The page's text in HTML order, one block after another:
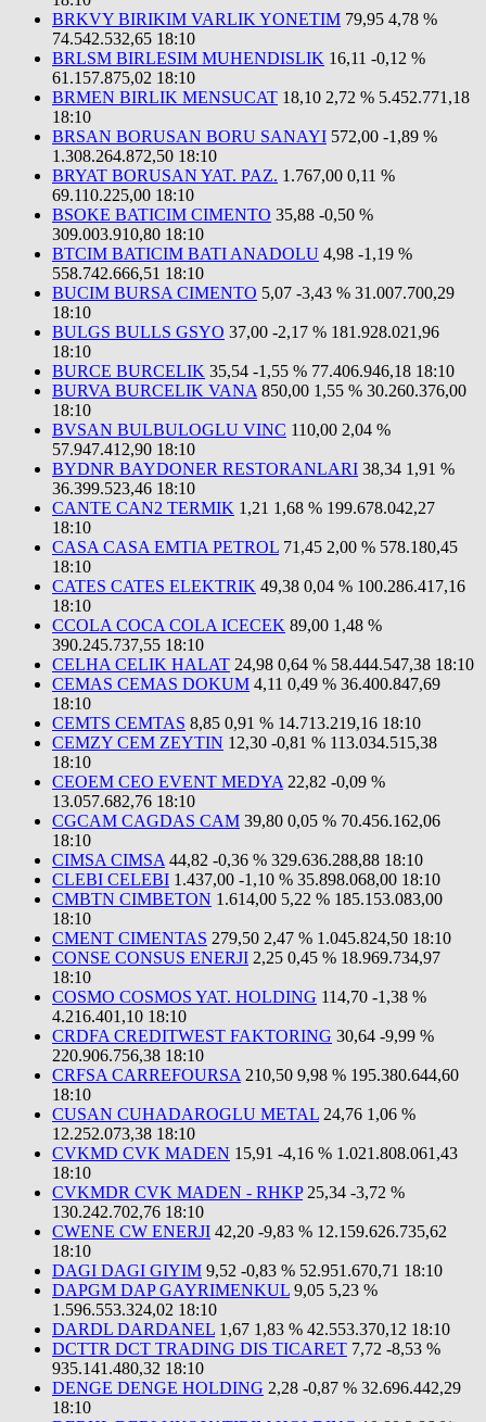
BRKVY BIRIKIM VARLIK YONETIM 79,95 4,78 %
74.542.532,65 18:10
BRLSM BIRLESIM MUHENDISLIK 16,11 -0,12 %
61.157.875,02 18:10
BRMEN BIRLIK MENSUCAT 18,10 2,72 % 5.452.771,18
18:10
BRSAN BORUSAN BORU SANAYI 572,00 -1,89 %
1.308.264.872,50 18:10
BRYAT BORUSAN YAT. PAZ. 1.767,00 0,11 %
69.110.225,00 18:10
BSOKE BATICIM CIMENTO 35,88 -0,50 %
309.003.910,80 18:10
BTCIM BATICIM BATI ANADOLU 4,98 -1,19 %
558.742.666,51 18:10
BUCIM BURSA CIMENTO 5,07 -3,43 % 31.007.700,29
18:10
BULGS BULLS GSYO 37,00 -2,17 % 181.928.021,96
18:10
BURCE BURCELIK 35,54 -1,55 % 77.406.946,18 18:10
BURVA BURCELIK VANA 850,00 1,55 % 30.260.376,00
18:10
BVSAN BULBULOGLU VINC 110,00 2,04 %
57.947.412,90 18:10
BYDNR BAYDONER RESTORANLARI 38,34 1,91 %
36.399.523,46 18:10
CANTE CAN2 TERMIK 1,21 1,68 % 199.678.042,27
18:10
CASA CASA EMTIA PETROL 71,45 2,00 % 578.180,45
18:10
CATES CATES ELEKTRIK 49,38 0,04 % 100.286.417,16
18:10
CCOLA COCA COLA ICECEK 89,00 1,48 %
390.245.737,55 18:10
CELHA CELIK HALAT 24,98 0,64 % 58.444.547,38 18:10
CEMAS CEMAS DOKUM 4,11 0,49 % 36.400.847,69
18:10
CEMTS CEMTAS 8,85 0,91 % 14.713.219,16 18:10
CEMZY CEM ZEYTIN 12,30 -0,81 % 113.034.515,38
18:10
CEOEM CEO EVENT MEDYA 22,82 -0,09 %
13.057.682,76 18:10
CGCAM CAGDAS CAM 39,80 0,05 % 70.456.162,06
18:10
CIMSA CIMSA 44,82 -0,36 % 329.636.288,88 18:10
CLEBI CELEBI 1.437,00 -1,10 % 35.898.068,00 18:10
CMBTN CIMBETON 1.614,00 5,22 % 185.153.083,00
18:10
CMENT CIMENTAS 279,50 2,47 % 1.045.824,50 18:10
CONSE CONSUS ENERJI 2,25 0,45 % 18.969.734,97
18:10
COSMO COSMOS YAT. HOLDING 114,70 -1,38 %
4.216.401,10 18:10
CRDFA CREDITWEST FAKTORING 30,64 -9,99 %
220.906.756,38 18:10
CRFSA CARREFOURSA 210,50 9,98 % 195.380.644,60
18:10
CUSAN CUHADAROGLU METAL 24,76 1,06 %
12.252.073,38 18:10
CVKMD CVK MADEN 15,91 -4,16 % 1.021.808.061,43
18:10
CVKMDR CVK MADEN - RHKP 25,34 -3,72 %
130.242.702,76 18:10
CWENE CW ENERJI 42,20 -9,83 % 12.159.626.735,62
18:10
DAGI DAGI GIYIM 9,52 -0,83 % 52.951.670,71 18:10
DAPGM DAP GAYRIMENKUL 9,05 5,23 %
1.596.553.324,02 18:10
DARDL DARDANEL 1,67 1,83 % 42.553.370,12 18:10
DCTTR DCT TRADING DIS TICARET 7,72 -8,53 %
935.141.480,32 18:10
DENGE DENGE HOLDING 2,28 -0,87 % 32.696.442,29
18:10